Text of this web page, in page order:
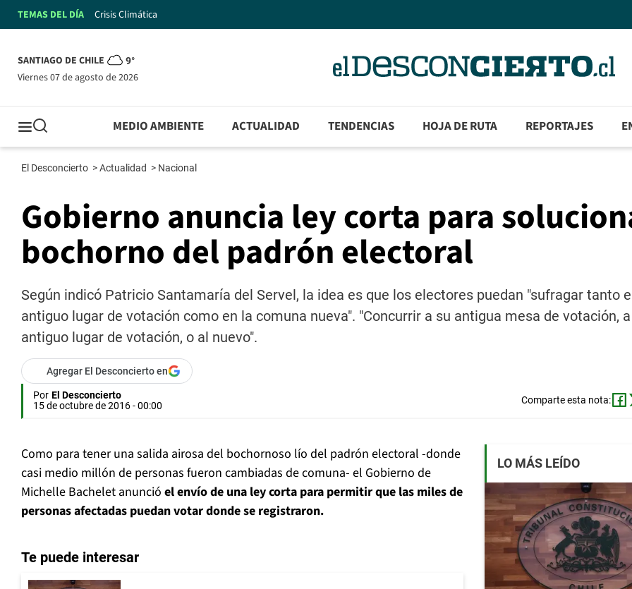
TEMAS DEL DÍA Crisis Climática
SANTIAGO DE CHILE 9°
viernes 07 de agosto de 2026
MEDIO AMBIENTE ACTUALIDAD TENDENCIAS HOJA DE RUTA REPORTAJES
El Desconcierto >Actualidad > Nacional
Gobierno anuncia ley corta para
bochorno del padrón electoral
Según indicó Patricio Santamaría del Servel, la idea es que los electores puedan "sufragar tanto
antiguo lugar de votación como en la comuna nueva". "Concurrir a su antigua mesa de votación,
antiguo lugar de votación, o al nuevo".
Agregar El Desconcierto en
Por El Desconcierto
15 de octubre de 2016 - 00:00
Comparte esta nota:
Como para tener una salida airosa del bochornoso lío del padrón electoral -donde
casi medio millón de personas fueron cambiadas de comuna- el Gobierno de
Michelle Bachelet anunció el envío de una ley corta para permitir que las miles de
personas afectadas puedan votar donde se registraron.
Te puede interesar
LO MÁS LEÍDO